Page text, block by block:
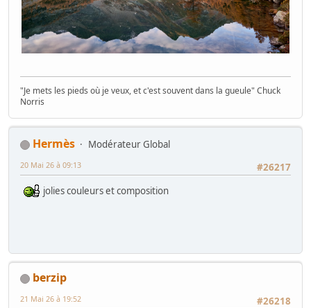
"Je mets les pieds où je veux, et c'est souvent dans la gueule" Chuck
Norris
Hermès
Modérateur Global
#26217
20 Mai 26 à 09:13
jolies couleurs et composition
berzip
#26218
21 Mai 26 à 19:52